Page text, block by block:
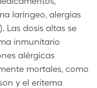
laríngeo, alergias
Las dosis altas se
inmunitario
alérgicas
mortales, como
y el eritema